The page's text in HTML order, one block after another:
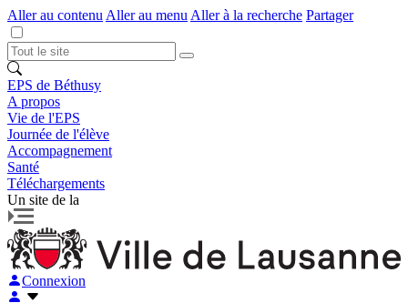
Aller au contenu Aller au menu Aller à la recherche Partager
EPS de Béthusy
A propos
Vie de l'EPS
Journée de l'élève
Accompagnement
Santé
Téléchargements
Un site de la
Connexion